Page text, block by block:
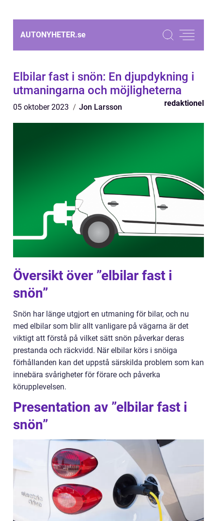
AUTONYHETER.se
Elbilar fast i snön: En djupdykning i
utmaningarna och möjligheterna
05 oktober 2023 Jon Larsson redaktionel
Översikt över ”elbilar fast i
snön”
Snön har länge utgjort en utmaning för bilar, och nu
med elbilar som blir allt vanligare på vägarna är det
viktigt att förstå på vilket sätt snön påverkar deras
prestanda och räckvidd. När elbilar körs i snöiga
förhållanden kan det uppstå särskilda problem som kan
innebära svårigheter för förare och påverka
körupplevelsen.
Presentation av ”elbilar fast i
snön”